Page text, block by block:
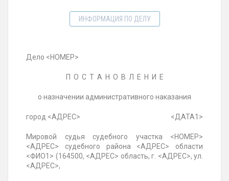
ИНФОРМАЦИЯ ПО ДЕЛУ
Дело <НОМЕР>
П О С Т А Н О В Л Е Н И Е
о назначении административного наказания
город <АДРЕС> <ДАТА1>
Мировой судья судебного участка <НОМЕР>
<АДРЕС> судебного района <АДРЕС> области
<ФИО1> (164500, <АДРЕС> область, г. <АДРЕС>, ул.
<АДРЕС>,